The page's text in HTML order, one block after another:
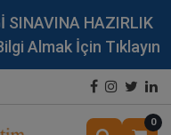
SINAVINA HAZIRLIK
Almak İçin Tıklayın
0